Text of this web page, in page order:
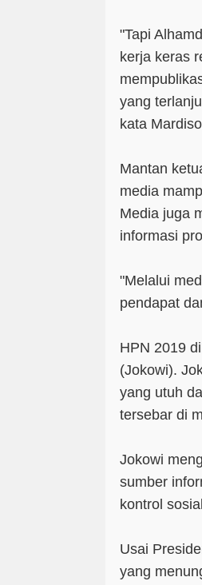
"Tapi
kerja keras
yang
kata
Mantan
media
Media juga
informasi
"Melalui
pendapat
HPN 2019
(Jokowi).
yang utuh
tersebar di
Jokowi
sumber
kontrol
Usai
yang